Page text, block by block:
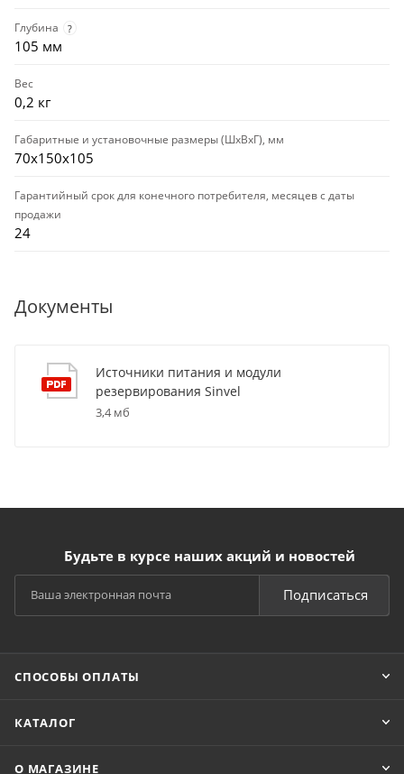
Глубина ?
105 мм
Вес
0,2 кг
Габаритные и установочные размеры (ШхВхГ), мм
70х150х105
Гарантийный срок для конечного потребителя, месяцев с даты
продажи
24
Документы
Источники питания и модули
резервирования Sinvel
3,4 мб
Будьте в курсе наших акций и новостей
Подписаться
СПОСОБЫ ОПЛАТЫ
КАТАЛОГ
О МАГАЗИНЕ